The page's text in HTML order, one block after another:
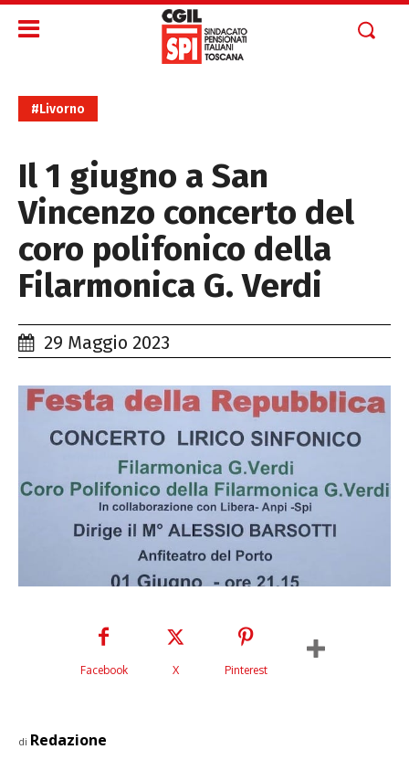
#Livorno
Il 1 giugno a San
Vincenzo concerto del
coro polifonico della
Filarmonica G. Verdi
29 Maggio 2023
Facebook X Pinterest
di Redazione